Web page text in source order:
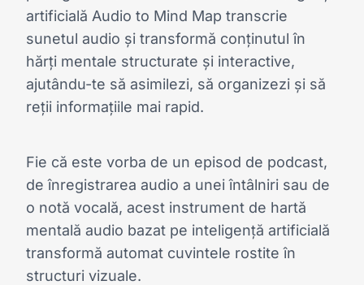
artificială Audio to Mind Map transcrie
sunetul audio și transformă conținutul în
hărți mentale structurate și interactive,
ajutându-te să asimilezi, să organizezi și să
reții informațiile mai rapid.
Fie că este vorba de un episod de podcast,
de înregistrarea audio a unei întâlniri sau de
o notă vocală, acest instrument de hartă
mentală audio bazat pe inteligență artificială
transformă automat cuvintele rostite în
structuri vizuale.